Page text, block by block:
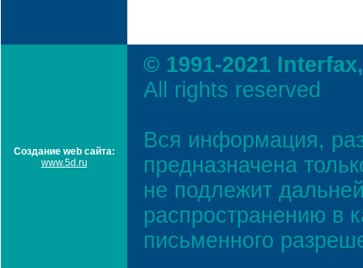
Создание web сайта:
www.5d.ru
© 1991-2021
All rights reserved
Вся информация,
предназначена
не подлежит
распространению в
письменного